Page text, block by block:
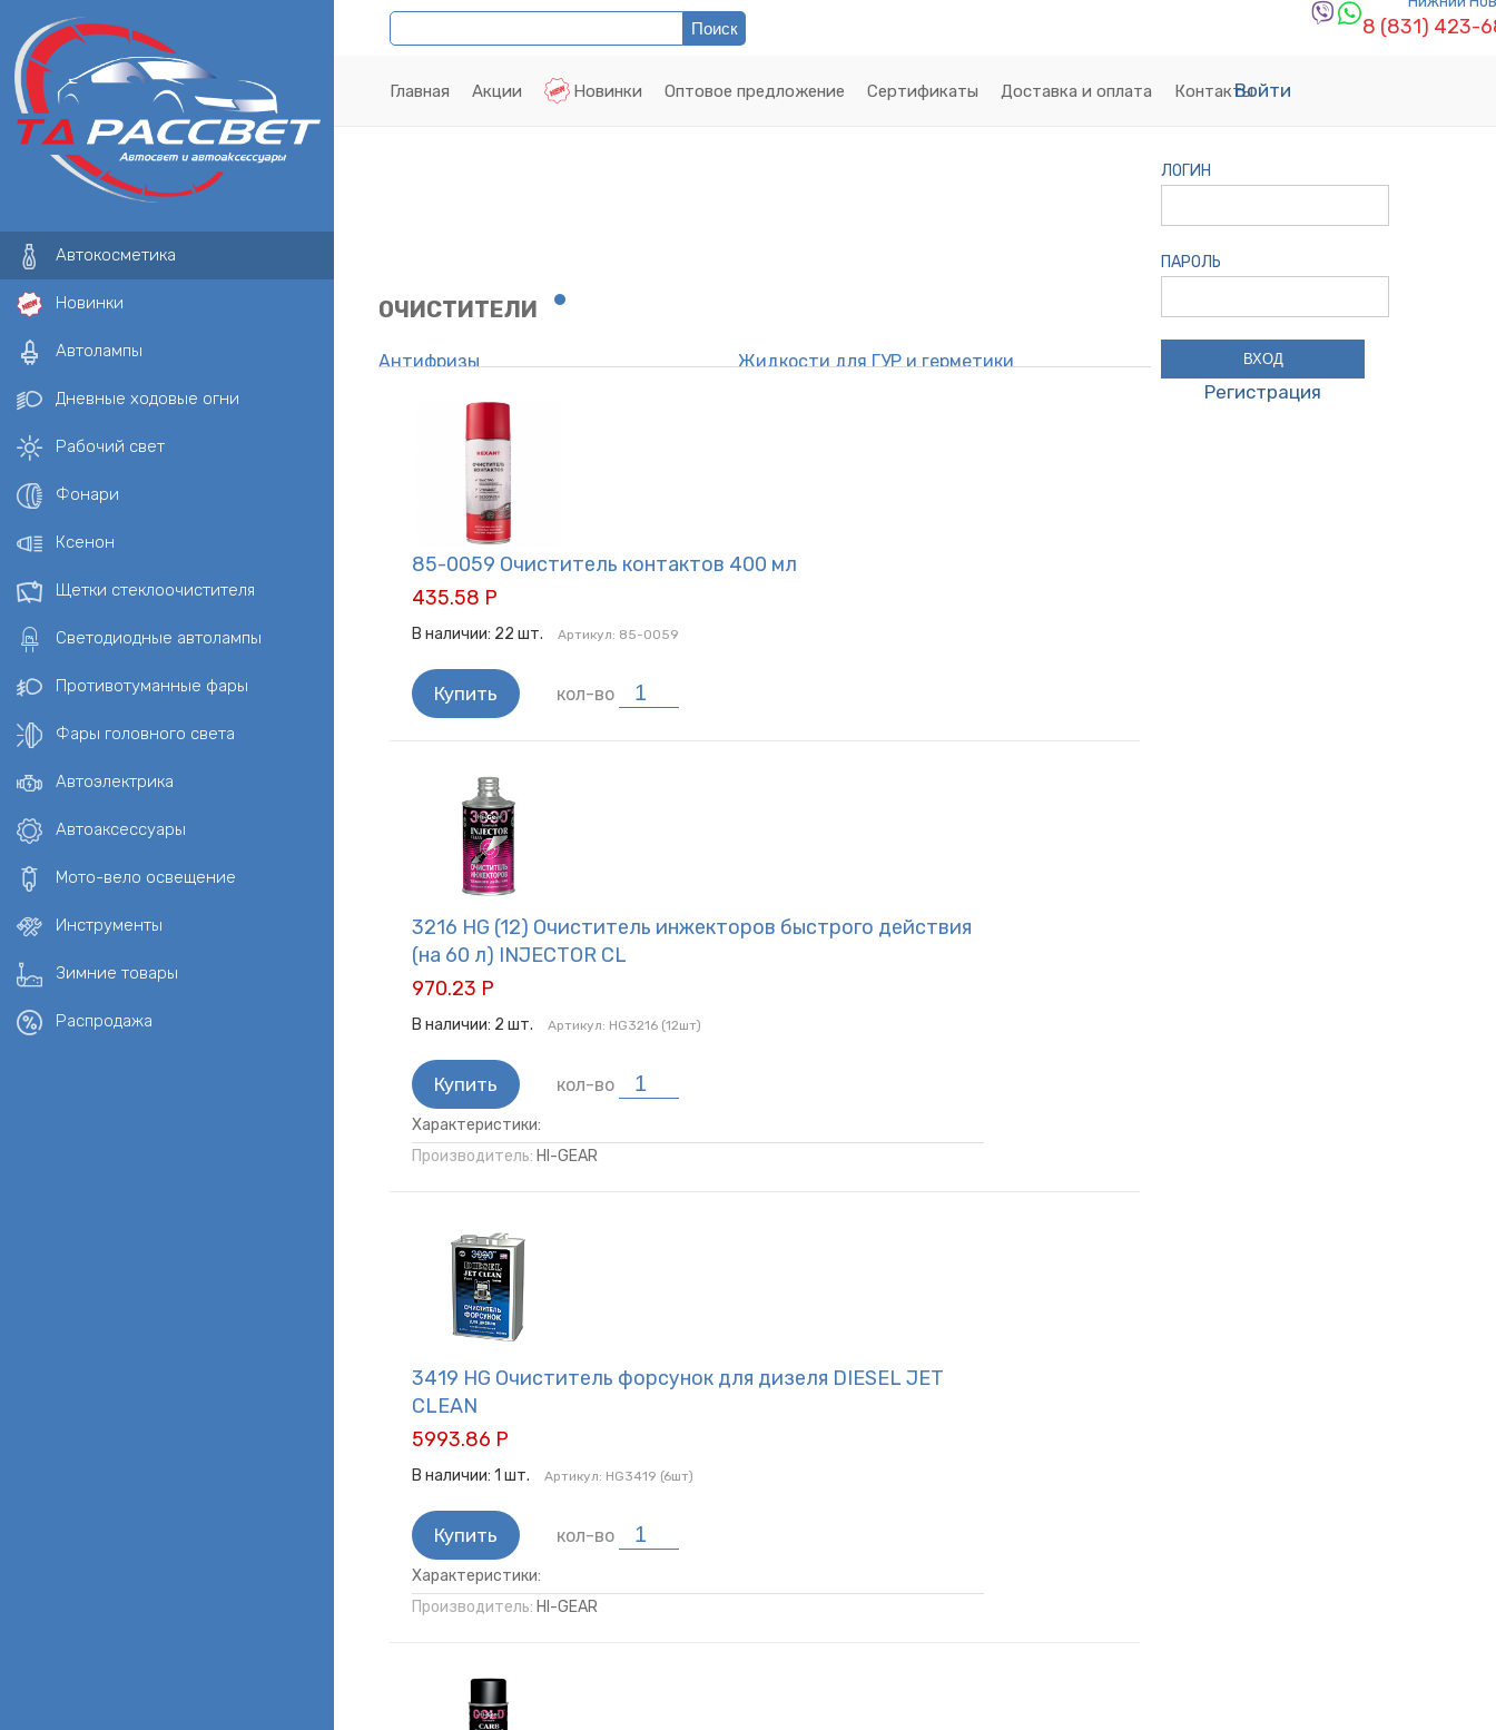
Автокосметика
Новинки
Автолампы
Дневные ходовые огни
Рабочий свет
Фонари
Ксенон
Щетки стеклоочистителя
Светодиодные автолампы
Противотуманные фары
Фары головного света
Автоэлектрика
Автоаксессуары
Мото-вело освещение
Инструменты
Зимние товары
Распродажа
8 (831) 423-
Главная Акции Новинки Оптовое предложение Сертификаты Доставка и оплата КонтактыВойти
ЛОГИН
ПАРОЛЬ
Регистрация
ОЧИСТИТЕЛИ
Антифризы
Жидкости для ГУР и герметики
Присадки к двигателю
Кондиционер метала
Химчистка, Шампуни, Полироли,
Реставраторы, Губки
Зимняя автохимия
85-0059 Очиститель контактов 400 мл
435.58 Р
В наличии: 22 шт. Артикул: 85-0059
Купить кол-во
3216 HG (12) Очиститель инжекторов быстрого действия
(на 60 л) INJECTOR CL
970.23 Р
В наличии: 2 шт. Артикул: HG3216 (12шт)
Купить кол-во
Характеристики:
Производитель: HI-GEAR
3419 HG Очиститель форсунок для дизеля DIESEL JET
CLEAN
5993.86 Р
В наличии: 1 шт. Артикул: HG3419 (6шт)
Купить кол-во
Характеристики:
Производитель: HI-GEAR